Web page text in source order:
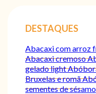
DESTAQUES
Abacaxi com arroz
Abacaxi cremoso
gelado light
Bruxelas e romã
sementes de sésamo